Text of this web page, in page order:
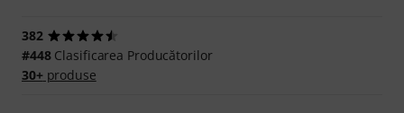
382
#448Clasificarea Producătorilor
30+produse